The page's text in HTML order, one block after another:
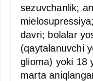
sezuvchanlik;
davri; bolalar
(qaytalanuvchi
glioma) yoki 18
marta